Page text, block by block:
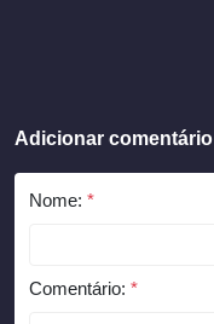
Adicionar comentário
Nome: *
Comentário: *